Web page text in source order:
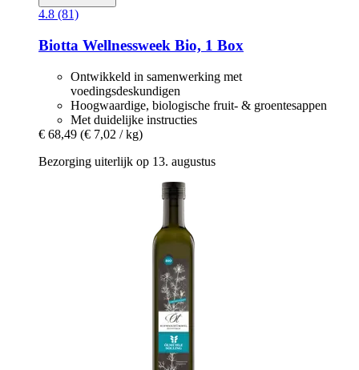
4.8 (81)
Biotta Wellnessweek Bio, 1 Box
Ontwikkeld in samenwerking met
voedingsdeskundigen
Hoogwaardige, biologische fruit- & groentesappen
Met duidelijke instructies
€ 68,49 (€ 7,02 / kg)
Bezorging uiterlijk op 13. augustus